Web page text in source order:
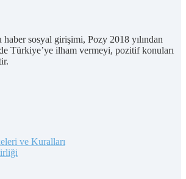
sosyal girişimi, Pozy 2018 yılından
Türkiye’ye ilham vermeyi, pozitif konuları
ve Kuralları